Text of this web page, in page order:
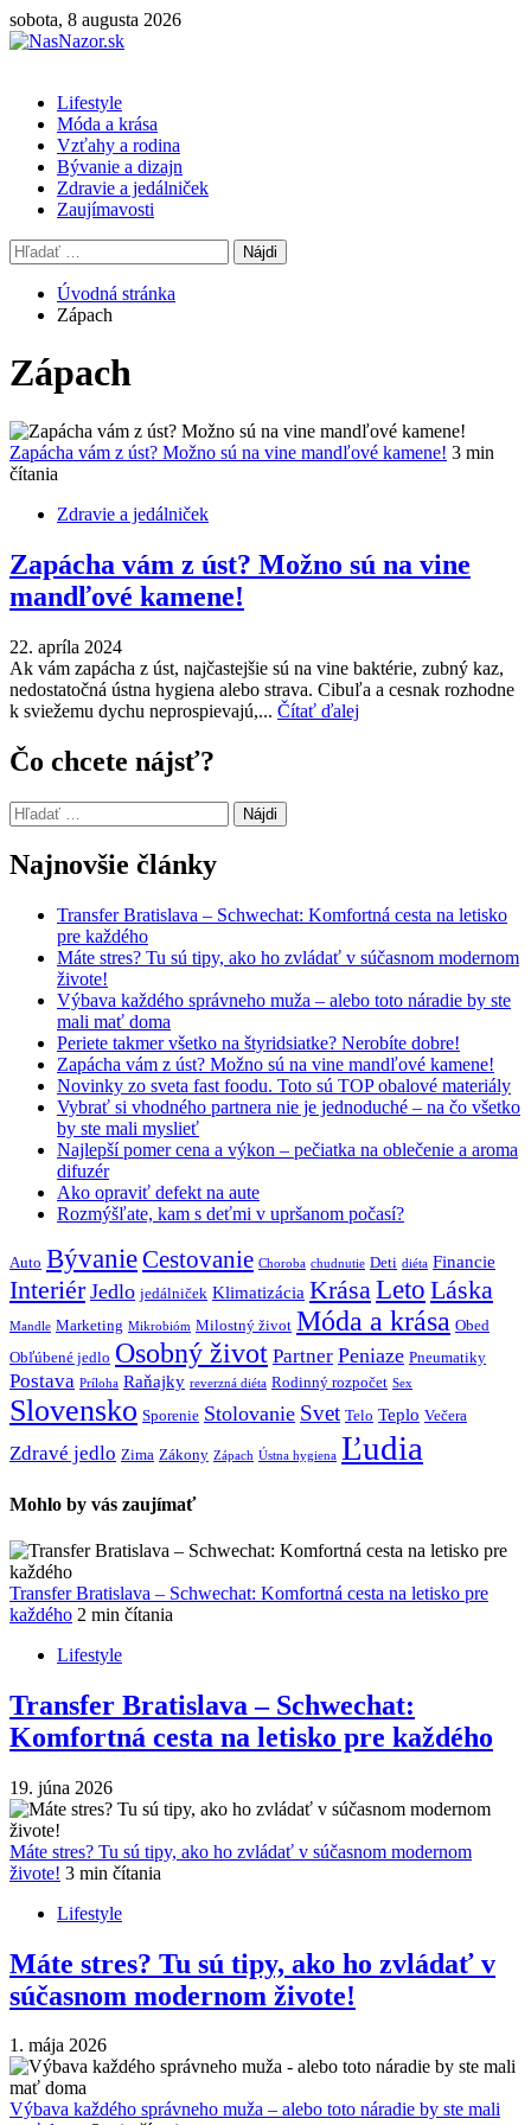
Skip
to
sobota, 8 augusta 2026
Primary
Menu
Lifestyle
Móda a krása
Vzťahy a rodina
Bývanie a dizajn
Zdravie a jedálniček
Zaujímavosti
Hľadať:
Úvodná stránka
Zápach
Zápach
Zapácha vám z úst? Možno sú na vine mandľové kamene! 3 min
čítania
Zdravie a jedálniček
Zapácha vám z úst? Možno sú na vine
mandľové kamene!
22. apríla 2024
Ak vám zapácha z úst, najčastejšie sú na vine baktérie, zubný kaz,
nedostatočná ústna hygiena alebo strava. Cibuľa a cesnak rozhodne
k sviežemu dychu neprospievajú,... Čítať ďalej
Čo chcete nájsť?
Hľadať:
Najnovšie články
Transfer Bratislava – Schwechat: Komfortná cesta na letisko
pre každého
Máte stres? Tu sú tipy, ako ho zvládať v súčasnom modernom
živote!
Výbava každého správneho muža – alebo toto náradie by ste
mali mať doma
Periete takmer všetko na štyridsiatke? Nerobíte dobre!
Zapácha vám z úst? Možno sú na vine mandľové kamene!
Novinky zo sveta fast foodu. Toto sú TOP obalové materiály
Vybrať si vhodného partnera nie je jednoduché – na čo všetko
by ste mali myslieť
Najlepší pomer cena a výkon – pečiatka na oblečenie a aroma
difuzér
Ako opraviť defekt na aute
Rozmýšľate, kam s deťmi v upršanom počasí?
Auto BývanieCestovanie Choroba chudnutie Deti diéta Financie
Interiér Jedlo jedálniček Klimatizácia KrásaLeto Láska
Mandle Marketing Mikrobióm Milostný život Móda a krása Obed
Obľúbené jedlo Osobný život Partner Peniaze Pneumatiky
Postava Príloha Raňajky reverzná diéta Rodinný rozpočet Sex
Slovensko Sporenie Stolovanie Svet Telo Teplo Večera
Zdravé jedlo Zima Zákony Zápach Ústna hygiena Ľudia
Mohlo by vás zaujímať
Transfer Bratislava – Schwechat: Komfortná cesta na letisko pre
každého 2 min čítania
Lifestyle
Transfer Bratislava – Schwechat:
Komfortná cesta na letisko pre každého
19. júna 2026
Máte stres? Tu sú tipy, ako ho zvládať v súčasnom modernom
živote! 3 min čítania
Lifestyle
Máte stres? Tu sú tipy, ako ho zvládať v
súčasnom modernom živote!
1. mája 2026
Výbava každého správneho muža – alebo toto náradie by ste mali